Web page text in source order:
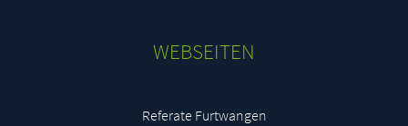
fbe43280@stud.hs-furtwangen.de
Hannah Amanda Grace Ödell
WEBSEITEN
Referate Furtwangen